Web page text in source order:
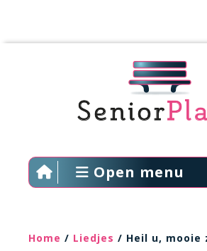
Open menu
Home / Liedjes / Heil u, mooie